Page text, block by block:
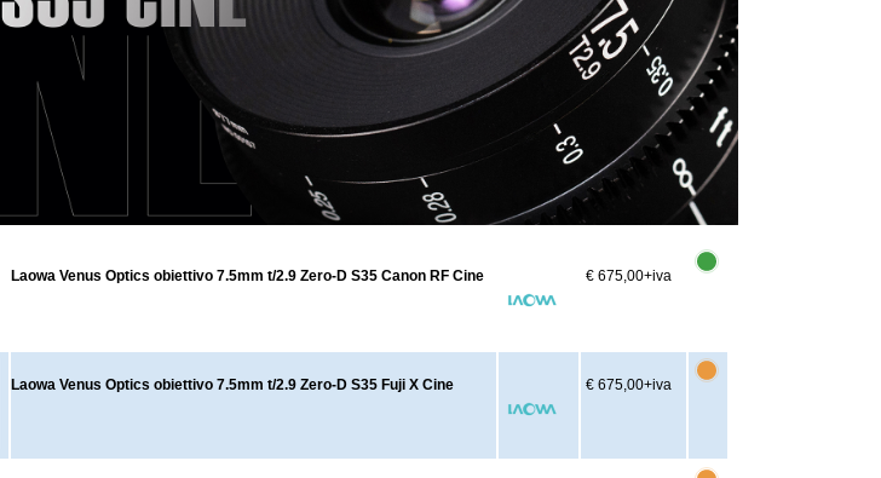
Laowa Venus Optics obiettivo 7.5mm t/2.9 Zero-D S35 Canon RF Cine € 675,00+iva
Laowa Venus Optics obiettivo 7.5mm t/2.9 Zero-D S35 Fuji X Cine € 675,00+iva